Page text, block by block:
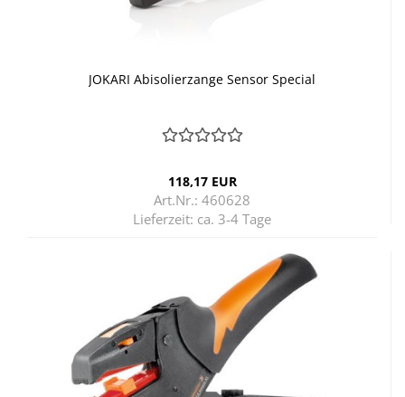
JO­KA­RI Ab­iso­lier­zan­ge Sen­sor Spe­cial
118,17 EUR
Art.Nr.: 460628
Lieferzeit: ca. 3-4 Tage